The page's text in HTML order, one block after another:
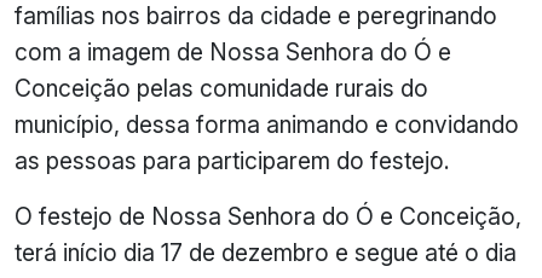
famílias nos bairros da cidade e peregrinando
com a imagem de Nossa Senhora do Ó e
Conceição pelas comunidade rurais do
município, dessa forma animando e convidando
as pessoas para participarem do festejo.
O festejo de Nossa Senhora do Ó e Conceição,
terá início dia 17 de dezembro e segue até o dia